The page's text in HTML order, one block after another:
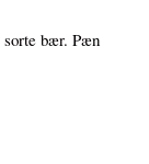
bær. Pæn